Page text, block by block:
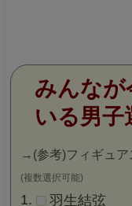
みんなが
いる男子
→ (参考)フィギュ
(複数選択可能)
羽生結弦